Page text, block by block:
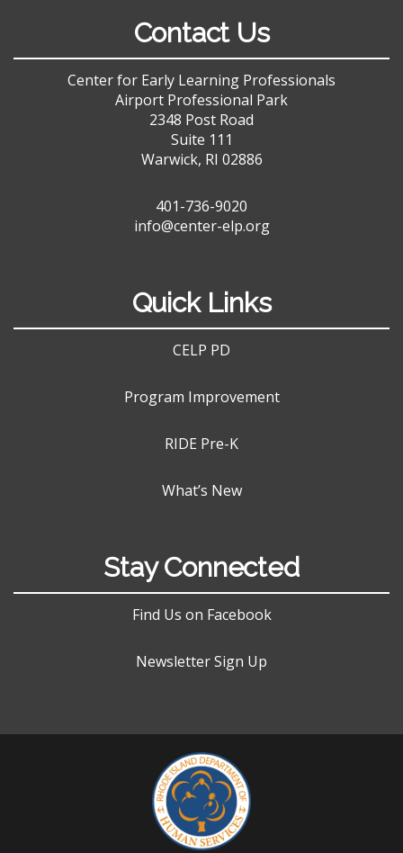
Contact Us
Center for Early Learning Professionals
Airport Professional Park
2348 Post Road
Suite 111
Warwick, RI 02886
401-736-9020
info@center-elp.org
Quick Links
CELP PD
Program Improvement
RIDE Pre-K
What’s New
Stay Connected
Find Us on Facebook
Newsletter Sign Up